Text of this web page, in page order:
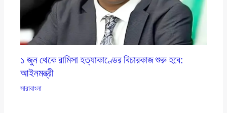
১ জুন থেকে রামিসা হত্যাকাণ্ডের বিচারকাজ শুরু হবে:
আইনমন্ত্রী
সারাবাংলা